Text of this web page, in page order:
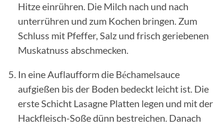
Hitze einrühren. Die Milch nach und nach
unterrühren und zum Kochen bringen. Zum
Schluss mit Pfeffer, Salz und frisch geriebenen
Muskatnuss abschmecken.
In eine Auflaufform die Béchamelsauce
aufgießen bis der Boden bedeckt leicht ist. Die
erste Schicht Lasagne Platten legen und mit der
Hackfleisch-Soße dünn bestreichen. Danach